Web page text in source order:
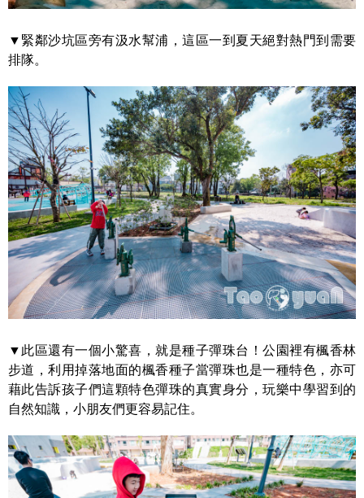
▼緊鄰沙坑區旁有汲水幫浦，這區一到夏天絕對熱門到需要
排隊。
▼此區還有一個小驚喜，就是種子彈珠台！公園裡有楓香林
步道，利用掉落地面的楓香種子當彈珠也是一種特色，亦可
藉此告訴孩子們這顆特色彈珠的真實身分，玩樂中學習到的
自然知識，小朋友們更容易記住。